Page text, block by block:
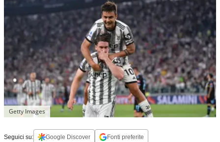
Getty Images
Seguici su: Google Discover Fonti preferite